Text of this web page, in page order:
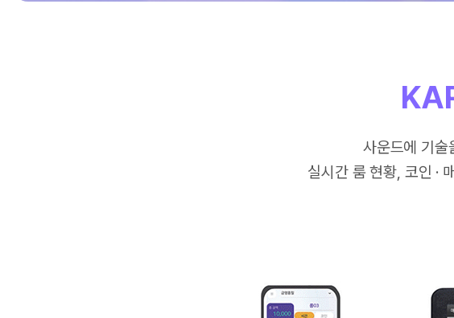
사운드에 기술
실시간 룸 현황, 코인 ·